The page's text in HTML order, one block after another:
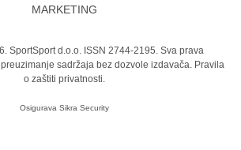
MARKETING
SportSport d.o.o. ISSN 2744-2195. Sva prava
sadržaja bez dozvole izdavača. Pravila
o zaštiti privatnosti.
Osigurava Sikra Security